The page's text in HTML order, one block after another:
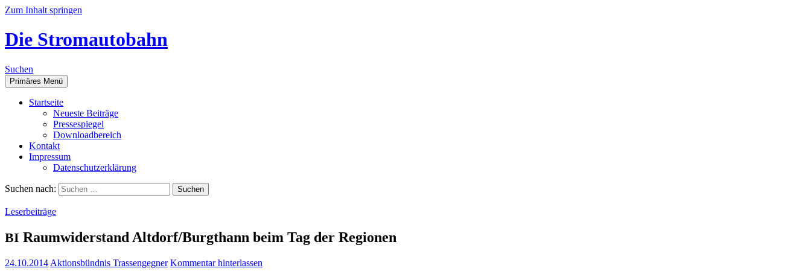
Zum Inhalt springen
Die Stromautobahn
Suchen
Primäres Menü
Start­sei­te
Neu­es­te Beiträge
Pres­se­spie­gel
Down­load­be­reich
Kon­takt
Impres­sum
Daten­schutz­er­klä­rung
Suchen nach:
Leserbeiträge
BI Raum­wi­der­stand Altdorf/Burgthann beim Tag der Regionen
24.10.2014 Aktionsbündnis Trassengegner Kommentar hinterlassen